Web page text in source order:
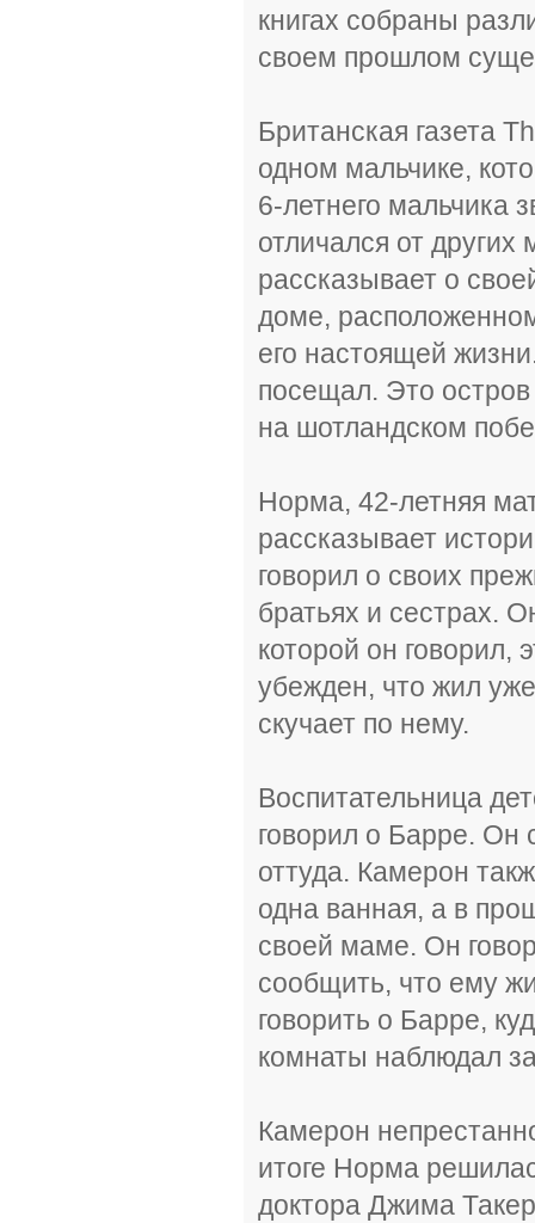
книгах собраны
своем прошлом
Британская газета
одном мальчике,
6-летнего мальчика
отличался от других
рассказывает о
доме,
его настоящей
посещал. Это
на шотландском
Норма, 42-летняя
рассказывает
говорил о своих
братьях и сестрах.
которой он говорил,
убежден, что жил
скучает по нему.
Воспитательница
говорил о Барре. Он
оттуда. Камерон
одна ванная, а в
своей маме. Он
сообщить, что ему
говорить о Барре,
комнаты наблюдал
Камерон
итоге Норма
доктора Джима